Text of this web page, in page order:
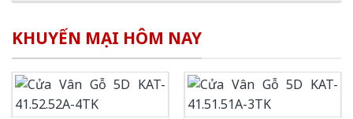
KHUYẾN MẠI HÔM NAY